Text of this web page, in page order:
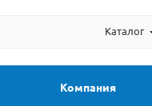
Каталог
Компания